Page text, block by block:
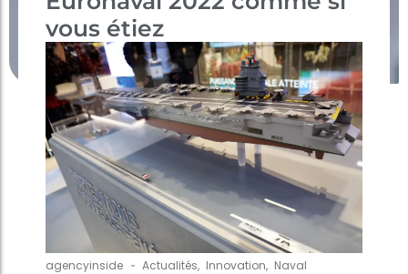
vous étiez
agencyinside - Actualités, Innovation, Naval